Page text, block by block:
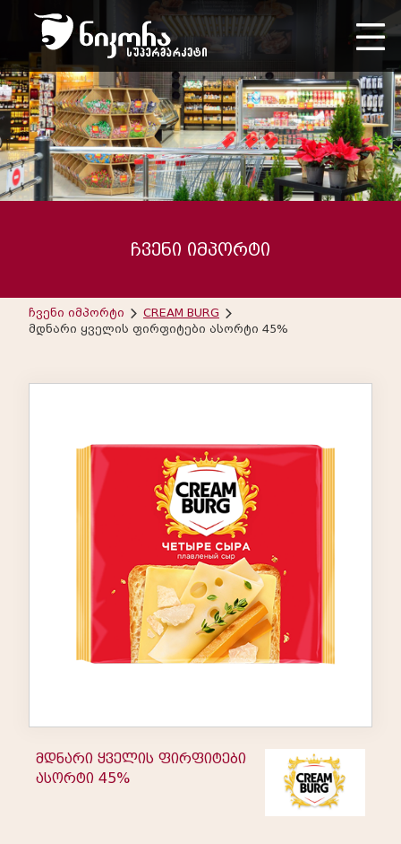
ჩვენი იმპორტი
ჩვენი იმპორტი
CREAM BURG
მდნარი ყველის ფირფიტები ასორტი 45%
მდნარი ყველის ფირფიტები
ასორტი 45%